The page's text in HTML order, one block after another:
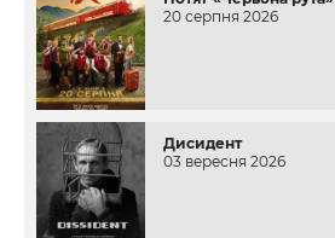
20 серпня 2026
Дисидент
03 вересня 2026